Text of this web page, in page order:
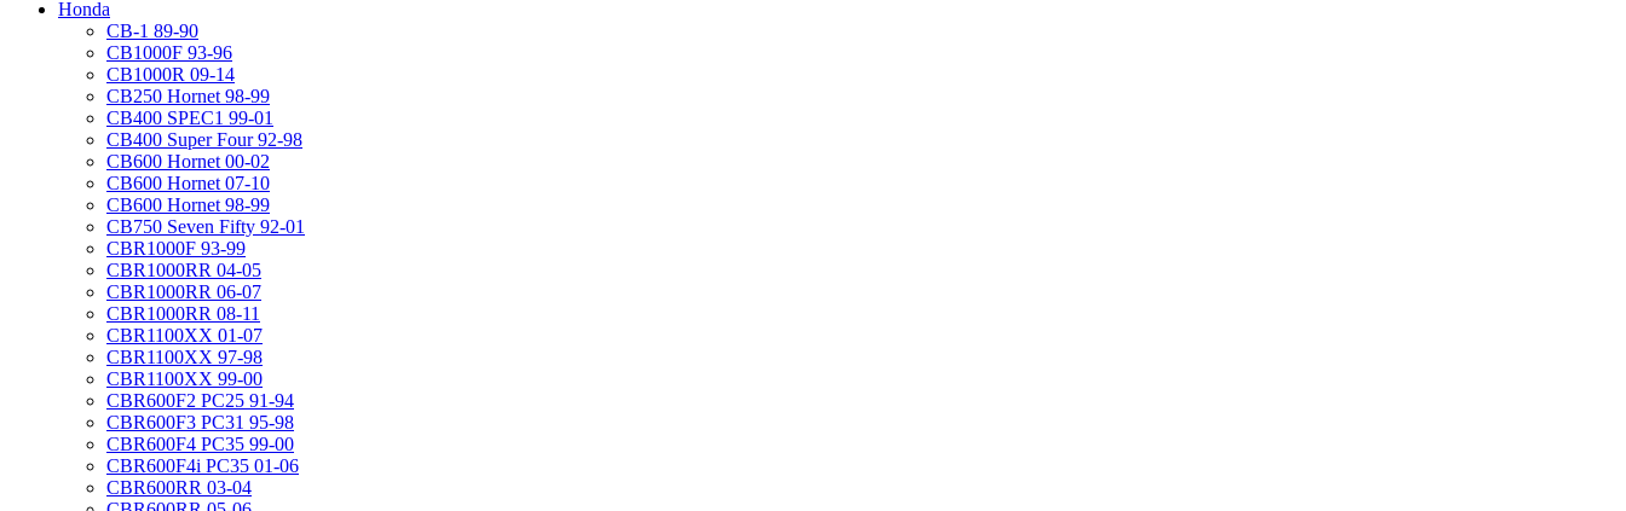
Honda
CB-1 89-90
CB1000F 93-96
CB1000R 09-14
CB250 Hornet 98-99
CB400 SPEC1 99-01
CB400 Super Four 92-98
CB600 Hornet 00-02
CB600 Hornet 07-10
CB600 Hornet 98-99
CB750 Seven Fifty 92-01
CBR1000F 93-99
CBR1000RR 04-05
CBR1000RR 06-07
CBR1000RR 08-11
CBR1100XX 01-07
CBR1100XX 97-98
CBR1100XX 99-00
CBR600F2 PC25 91-94
CBR600F3 PC31 95-98
CBR600F4 PC35 99-00
CBR600F4i PC35 01-06
CBR600RR 03-04